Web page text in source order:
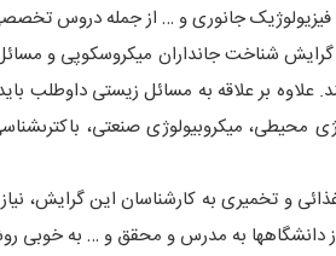
جانورى و … از جمله دروس
شناخت جانداران میکروسکوپى و
علاوه بر علاقه به مسائل زیستى داوطلب
محیطی، میکروبیولوژى صنعتی،
و تخمیرى به کارشناسان این گرایش،
دانشگاهها به مدرس و محقق و … به خوبى